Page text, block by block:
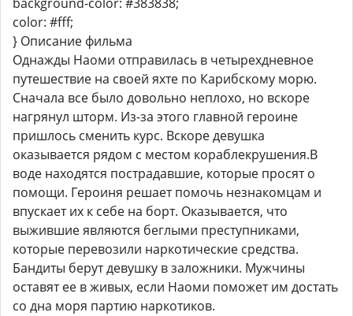
color: #fff;
} Описание фильма
Однажды Наоми отправилась в четырехдневное
путешествие на своей яхте по Карибскому морю.
Сначала все было довольно неплохо, но вскоре
нагрянул шторм. Из-за этого главной героине
пришлось сменить курс. Вскоре девушка
оказывается рядом с местом кораблекрушения.В
воде находятся пострадавшие, которые просят о
помощи. Героиня решает помочь незнакомцам и
впускает их к себе на борт. Оказывается, что
выжившие являются беглыми преступниками,
которые перевозили наркотические средства.
Бандиты берут девушку в заложники. Мужчины
оставят ее в живых, если Наоми поможет им достать
со дна моря партию наркотиков.